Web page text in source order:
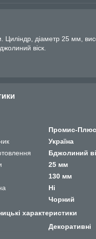
Циліндр, діаметр 25 мм,
віск.
Промис-Плюс
Україна
Бджолиний
25 мм
130 мм
Ні
Чорний
характеристики
Декоративні